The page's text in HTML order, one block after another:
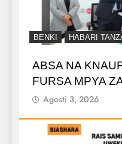
BENKI HABARI
ABSA NA
FURSA MPYA
Agosti 3, 2026